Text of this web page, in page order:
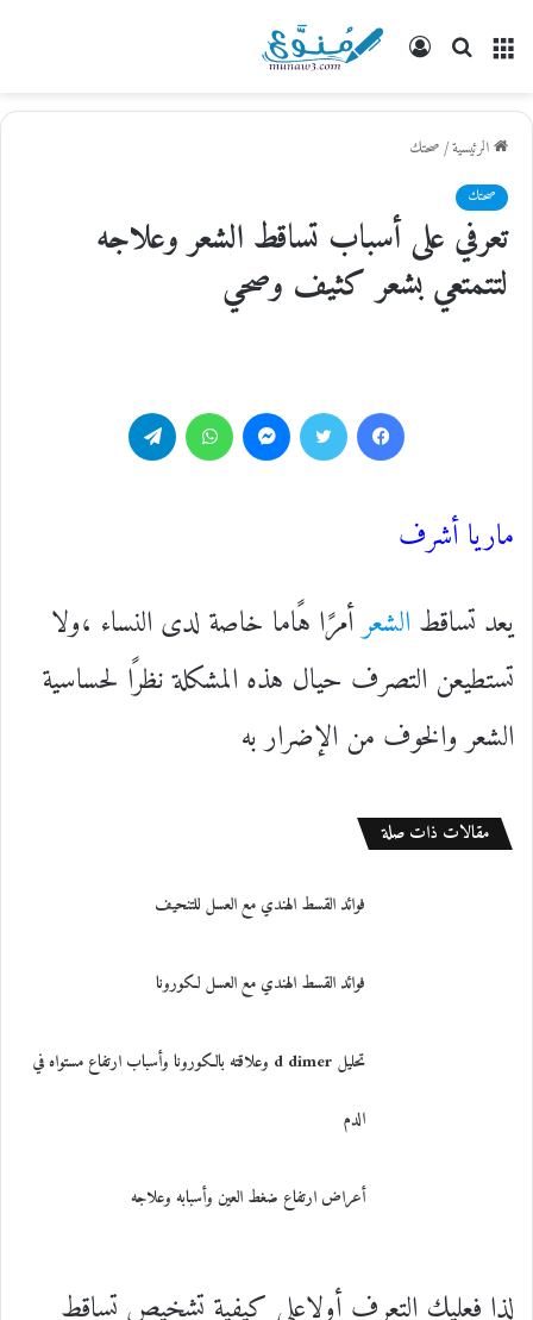
القائمة
بحث
تسجيل
الرئيسية/صحتك
صحتك
تعرفي على أسباب تساقط الشعر وعلاجه
لتتمتعي بشعر كثيف وصحي
فيسبوك تويتر ماسنجر واتساب
ماريا أشرف
يعد تساقط الشعرأمرًا هًاما خاصة لدى النساء ،ولا
تستطيعن التصرف حيال هذه المشكلة نظرًا لحساسية
الشعر والخوف من الإضرار به
مقالات ذات صلة
فوائد القسط الهندي مع العسل للتنحيف
فوائد القسط الهندي مع العسل لكورونا
تحليل d dimer وعلاقته بالكورونا وأسباب ارتفاع مستواه في
الدم
أعراض ارتفاع ضغط العين وأسبابه وعلاجه
لذا فعليك التعرف أولاعلى كيفية تشخيص تساقط